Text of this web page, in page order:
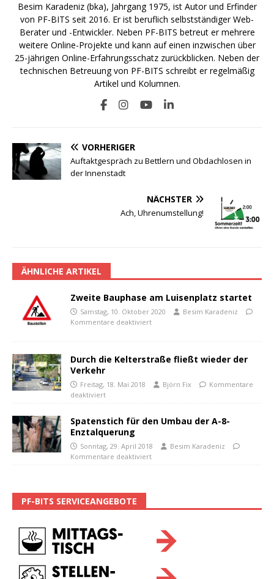
Besim Karadeniz (bka), Jahrgang 1975, ist Autor und Erfinder
von PF-BITS seit 2016. Er ist beruflich selbstständiger Web-
Berater und -Entwickler. Neben PF-BITS betreut er mehrere
weitere Online-Projekte und kann auf einen inzwischen über
25-jährigen Online-Erfahrungsschatz zurückblicken. Neben der
technischen Betreuung von PF-BITS schreibt er regelmäßig
Artikel und Kolumnen.
VORHERIGER
Auftaktgespräch zu Bettlern und Obdachlosen in
der Innenstadt
NÄCHSTER
Ach, Uhrenumstellung!
ÄHNLICHE ARTIKEL
Zweite Bauphase am Luisenplatz startet
Samstag, 10. Oktober 2020
Besim Karadeniz
Kommentare deaktiviert
Durch die Kelterstraße fließt wieder der
Verkehr
Freitag, 18. Mai 2018 Björn Fix
Kommentare
deaktiviert
Spatenstich für den Umbau der A-8-
Enztalquerung
Sonntag, 29. April 2018
Besim Karadeniz
Kommentare deaktiviert
PF-BITS SERVICEANGEBOTE